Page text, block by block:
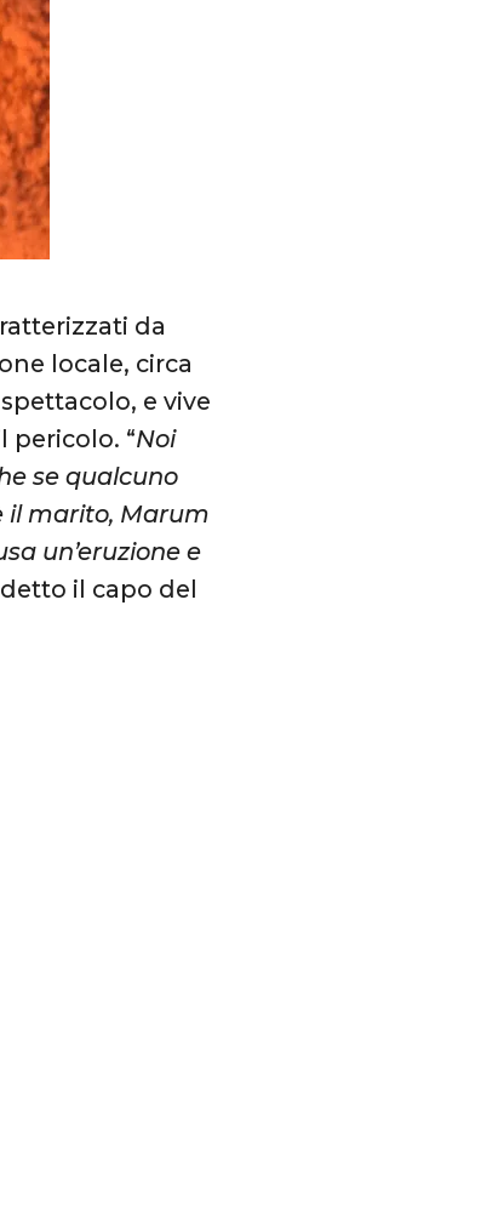
da
locale, circa
e vive
“Noi
se qualcuno
il marito, Marum
un’eruzione e
detto il capo del